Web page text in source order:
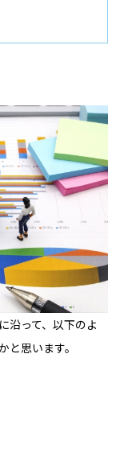
沿って、以下のよ
と思います。